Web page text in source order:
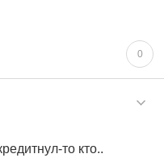
0
то кто..